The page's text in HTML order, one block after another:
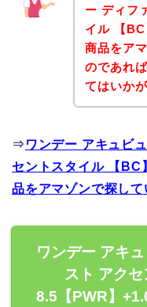
ー ディフ
イル 【
商品をア
のであれ
てはいか
⇒ ワンデー アキュビ
セントスタイル 【
品をアマゾンで探し
ワンデー アキ
スト アクセ
8.5【PWR】